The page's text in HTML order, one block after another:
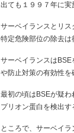
出ても１９９７年に
サーベイランスとリ
特定危険部位の除去
サーベイランスは
や防止対策の有効性
最初の頃はBSEが疑
プリオン蛋白を検出
ところで、サーベイ